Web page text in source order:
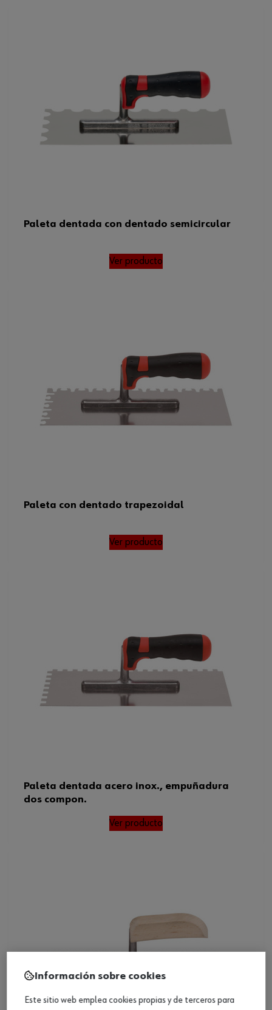
Paleta dentada con dentado semicircular
Ver producto
Paleta con dentado trapezoidal
Ver producto
Paleta dentada acero inox., empuñadura
dos compon.
Ver producto
Información sobre cookies
Este sitio web emplea cookies propias y de terceros para